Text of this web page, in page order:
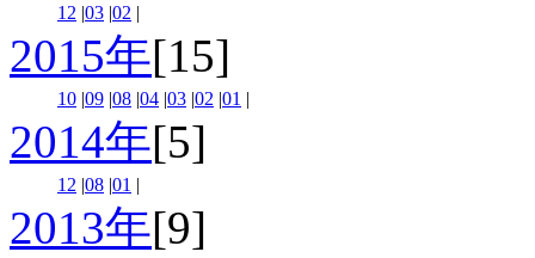
12 |03 |02 |
2015年[15]
10 |09 |08 |04 |03 |02 |01 |
2014年[5]
12 |08 |01 |
2013年[9]